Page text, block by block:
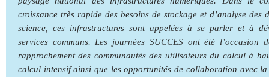
croissance très rapide des besoins de stockage et d’analyse des
science, ces infrastructures sont appelées à se parler et à
services communs. Les journées SUCCES ont été l’occasion
rapprochement des communautés des utilisateurs du calcul à
calcul intensif ainsi que les opportunités de collaboration avec la